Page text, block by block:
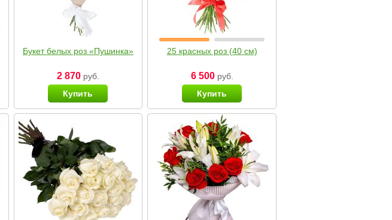
Букет белых роз «Пушинка»
2 870руб.
Купить
25 красных роз (40 см)
6 500руб.
Купить